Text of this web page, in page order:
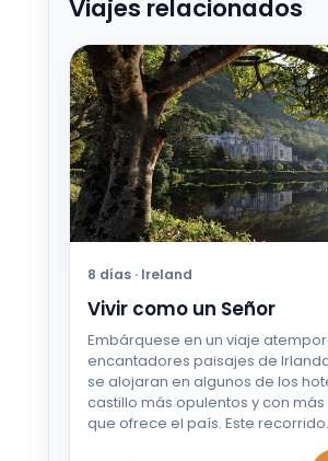
Desde €983
12 OCT - 22 OCT 2026
Desde €983
13 OCT - 23 OCT 2026
Desde €983
Viajes relacionados
8 días · Ireland
Vivir como un Señor
Embárquese en un viaje
encantadores paisajes de
se alojaran en algunos de los
castillo más opulentos y con más
que ofrece el país. Este